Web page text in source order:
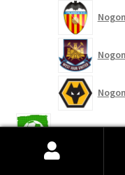
Reprezentance